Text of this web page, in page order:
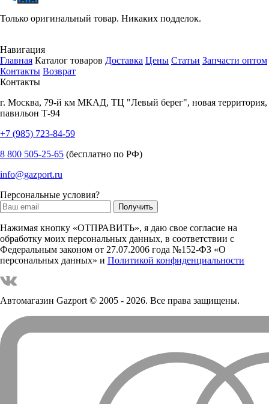
Только оригинальный товар. Никаких подделок.
Навигация
Главная Каталог товаров Доставка Цены Статьи Запчасти оптом
Контакты Возврат
Контакты
г. Москва, 79-й км МКАД, ТЦ "Левый берег", новая территория,
павильон Т-94
+7 (985) 723-84-59
8 800 505-25-65 (бесплатно по РФ)
info@gazport.ru
Персональные условия?
Нажимая кнопку «ОТПРАВИТЬ», я даю свое согласие на
обработку моих персональных данных, в соответствии с
Федеральным законом от 27.07.2006 года №152-ФЗ «О
персональных данных» и Политикой конфиденциальности
Автомагазин Gazport© 2005 - 2026. Все права защищены.